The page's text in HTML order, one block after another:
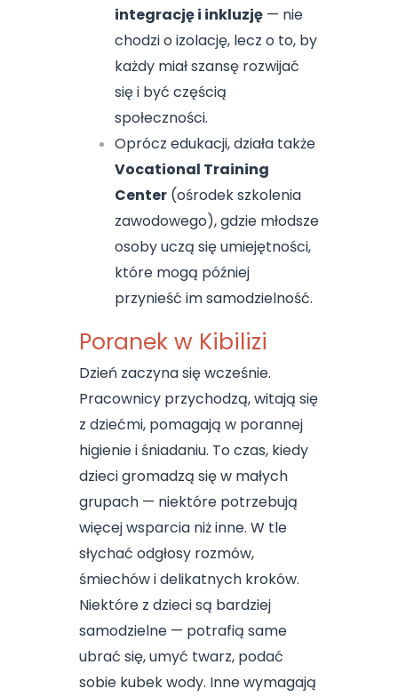
integrację i inkluzję — nie
chodzi o izolację, lecz o to, by
każdy miał szansę rozwijać
się i być częścią
społeczności.
Oprócz edukacji, działa także
Vocational Training
Center (ośrodek szkolenia
zawodowego), gdzie młodsze
osoby uczą się umiejętności,
które mogą później
przynieść im samodzielność.
Poranek w Kibilizi
Dzień zaczyna się wcześnie.
Pracownicy przychodzą, witają się
z dziećmi, pomagają w porannej
higienie i śniadaniu. To czas, kiedy
dzieci gromadzą się w małych
grupach — niektóre potrzebują
więcej wsparcia niż inne. W tle
słychać odgłosy rozmów,
śmiechów i delikatnych kroków.
Niektóre z dzieci są bardziej
samodzielne — potrafią same
ubrać się, umyć twarz, podać
sobie kubek wody. Inne wymagają